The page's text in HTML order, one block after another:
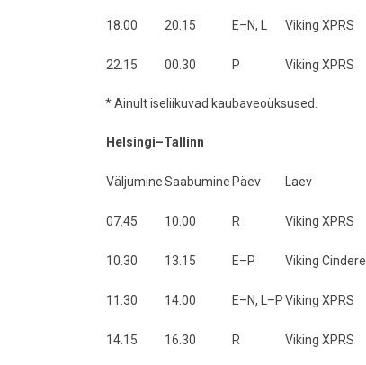
18.00 20.15 E–N, L Viking XPRS
22.15 00.30 P Viking XPRS
* Ainult iseliikuvad kaubaveoüksused.
Helsingi–Tallinn
VäljumineSaabumine Päev Laev
07.45 10.00 R Viking XPRS
10.30 13.15 E–P Viking
11.30 14.00 E–N, L–PViking XPRS
14.15 16.30 R Viking XPRS